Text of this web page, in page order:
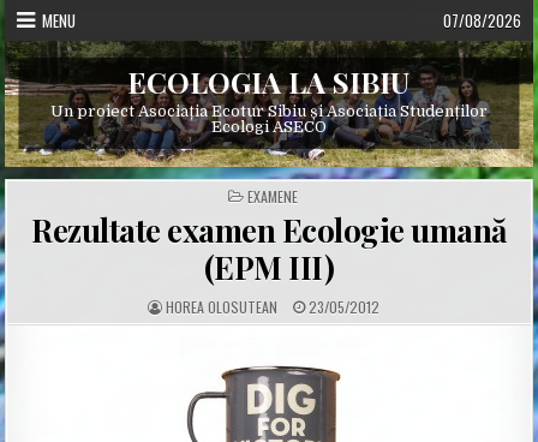
Skip
content
MENU 07/08/2026
ECOLOGIA LA SIBIU
Un proiect Asociația Ecotur Sibiu și Asociația Studenților
Ecologi ASECO
POSTED
IN
EXAMENE
Rezultate examen Ecologie umană
(EPM III)
A
U
HOREA OLOSUTEAN P
U
I
S
H
E
D
D
23/05/2012